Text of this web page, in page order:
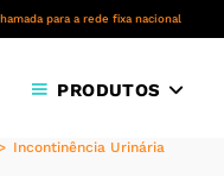
para a rede fixa nacional
PRODUTOS
Incontinência Urinária